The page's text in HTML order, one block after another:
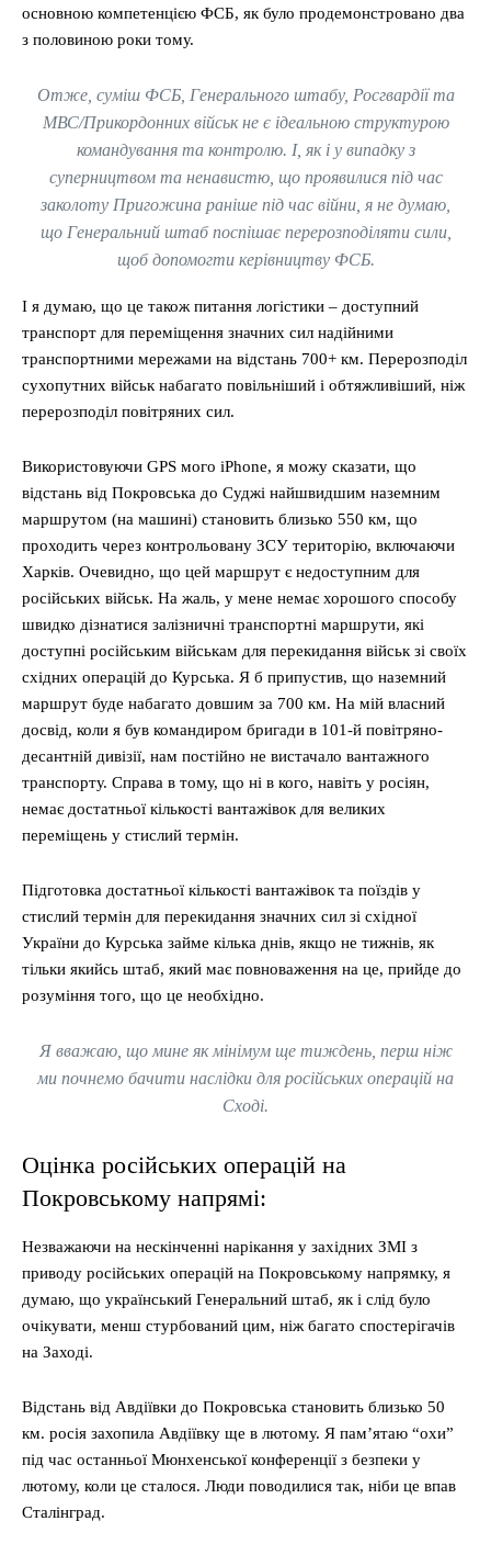
основною компетенцією ФСБ, як було продемонстровано два
з половиною роки тому.
Отже, суміш ФСБ, Генерального штабу, Росгвардії та
МВС/Прикордонних військ не є ідеальною структурою
командування та контролю. І, як і у випадку з
суперництвом та ненавистю, що проявилися під час
заколоту Пригожина раніше під час війни, я не думаю,
що Генеральний штаб поспішає перерозподіляти сили,
щоб допомогти керівництву ФСБ.
І я думаю, що це також питання логістики – доступний
транспорт для переміщення значних сил надійними
транспортними мережами на відстань 700+ км. Перерозподіл
сухопутних військ набагато повільніший і обтяжливіший, ніж
перерозподіл повітряних сил.
Використовуючи GPS мого iPhone, я можу сказати, що
відстань від Покровська до Суджі найшвидшим наземним
маршрутом (на машині) становить близько 550 км, що
проходить через контрольовану ЗСУ територію, включаючи
Харків. Очевидно, що цей маршрут є недоступним для
російських військ. На жаль, у мене немає хорошого способу
швидко дізнатися залізничні транспортні маршрути, які
доступні російським військам для перекидання військ зі своїх
східних операцій до Курська. Я б припустив, що наземний
маршрут буде набагато довшим за 700 км. На мій власний
досвід, коли я був командиром бригади в 101-й повітряно-
десантній дивізії, нам постійно не вистачало вантажного
транспорту. Справа в тому, що ні в кого, навіть у росіян,
немає достатньої кількості вантажівок для великих
переміщень у стислий термін.
Підготовка достатньої кількості вантажівок та поїздів у
стислий термін для перекидання значних сил зі східної
України до Курська займе кілька днів, якщо не тижнів, як
тільки якийсь штаб, який має повноваження на це, прийде до
розуміння того, що це необхідно.
Я вважаю, що мине як мінімум ще тиждень, перш ніж
ми почнемо бачити наслідки для російських операцій на
Сході.
Оцінка російських операцій на
Покровському напрямі:
Незважаючи на нескінченні нарікання у західних ЗМІ з
приводу російських операцій на Покровському напрямку, я
думаю, що український Генеральний штаб, як і слід було
очікувати, менш стурбований цим, ніж багато спостерігачів
на Заході.
Відстань від Авдіївки до Покровська становить близько 50
км. росія захопила Авдіївку ще в лютому. Я пам’ятаю “охи”
під час останньої Мюнхенської конференції з безпеки у
лютому, коли це сталося. Люди поводилися так, ніби це впав
Сталінград.